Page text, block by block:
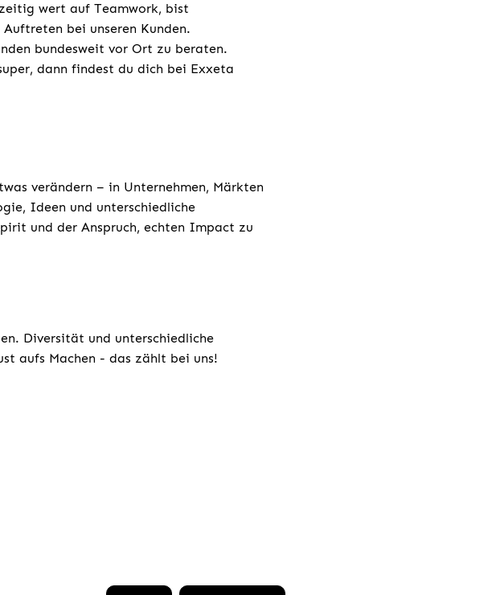
wert auf Teamwork, bist
bei unseren Kunden.
bundesweit vor Ort zu beraten.
dann findest du dich bei Exxeta
verändern – in Unternehmen, Märkten
Ideen und unterschiedliche
und der Anspruch, echten Impact zu
Diversität und unterschiedliche
aufs Machen - das zählt bei uns!